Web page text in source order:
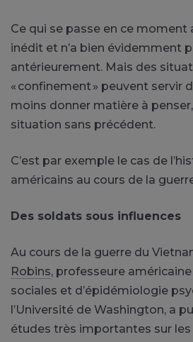
Ce qui se passe en ce moment
inédit et n’a bien évidemment
antérieurement. Mais des
« confinement » peuvent servir
moins donner matière à
situation sans précédent.
C’est par exemple le cas de
américains au cours de la
Des soldats sous influences
Au cours de la guerre du
Robins, professeure
sociales et d’épidémiologie
l’Université de Washington, a
études très importantes sur